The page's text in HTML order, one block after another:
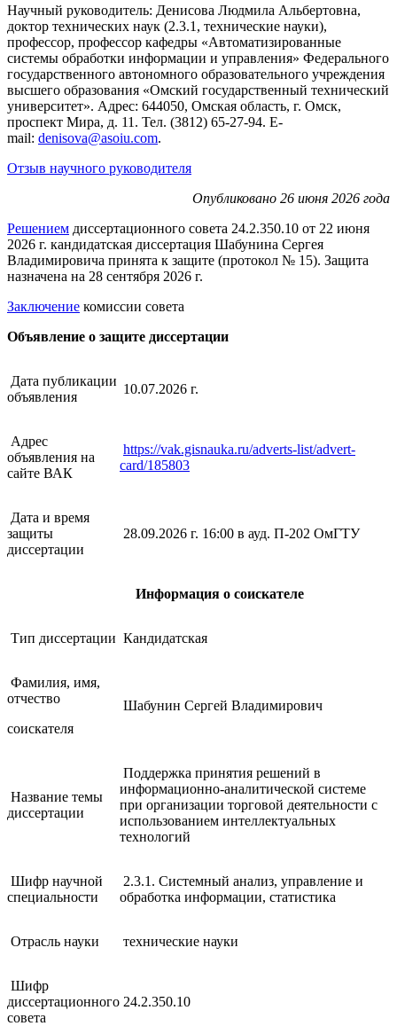
Научный руководитель: Денисова Людмила Альбертовна,
доктор технических наук (2.3.1, технические науки),
профессор, профессор кафедры «Автоматизированные
системы обработки информации и управления» Федерального
государственного автономного образовательного учреждения
высшего образования «Омский государственный технический
университет». Адрес: 644050, Омская область, г. Омск,
проспект Мира, д. 11. Тел. (3812) 65-27-94. E-
mail: denisova@asoiu.com.
Отзыв научного руководителя
Опубликовано 26 июня 2026 года
Решением диссертационного совета 24.2.350.10 от 22 июня
2026 г. кандидатская диссертация Шабунина Сергея
Владимировича принята к защите (протокол № 15). Защита
назначена на 28 сентября 2026 г.
Заключение комиссии совета
Объявление о защите диссертации
Дата публикации
объявления
10.07.2026 г.
Адрес
объявления на
сайте ВАК
https://vak.gisnauka.ru/adverts-list/advert-
card/185803
Дата и время
защиты
диссертации
28.09.2026 г. 16:00 в ауд. П-202 ОмГТУ
Информация о соискателе
Тип диссертации Кандидатская
Фамилия, имя,
отчество
соискателя
Шабунин Сергей Владимирович
Название темы
диссертации
Поддержка принятия решений в
информационно-аналитической системе
при организации торговой деятельности с
использованием интеллектуальных
технологий
Шифр научной
специальности
2.3.1. Системный анализ, управление и
обработка информации, статистика
Отрасль науки технические науки
Шифр
диссертационного
совета
24.2.350.10